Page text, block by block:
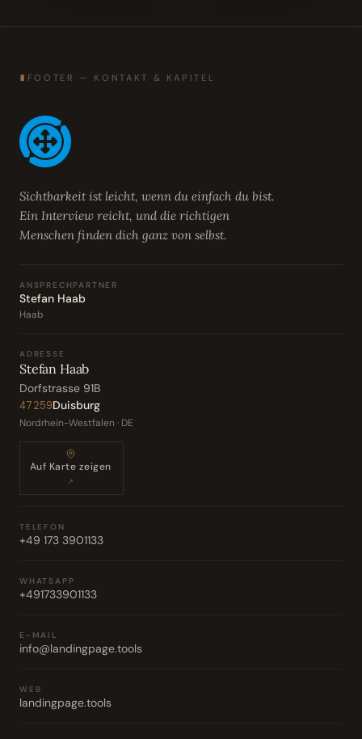
∎ FOOTER — KONTAKT & KAPITEL
Sichtbarkeit ist leicht, wenn du einfach du bist.
Ein Interview reicht, und die richtigen
Menschen finden dich ganz von selbst.
ANSPRECHPARTNER
Stefan Haab
Haab
ADRESSE
Stefan Haab
Dorfstrasse 91B
47259Duisburg
Nordrhein-Westfalen · DE
Auf Karte zeigen
↗
TELEFON
+49 173 3901133
WHATSAPP
+491733901133
E-MAIL
info@landingpage.tools
WEB
landingpage.tools